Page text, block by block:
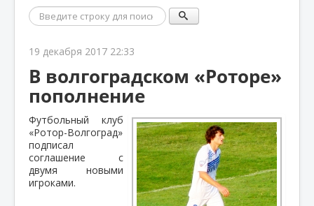
Поиск
19 декабря 2017 22:33
В волгоградском «Роторе»
пополнение
Футбольный клуб
«Ротор-Волгоград»
подписал
соглашение с
двумя новыми
игроками.